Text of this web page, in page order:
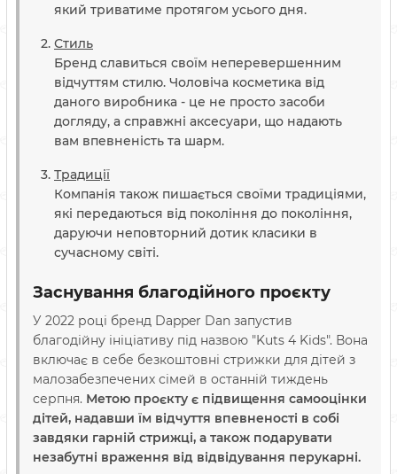
який триватиме протягом усього дня.
Стиль
Бренд славиться своїм неперевершенним
відчуттям стилю. Чоловіча косметика від
даного виробника - це не просто засоби
догляду, а справжні аксесуари, що надають
вам впевненість та шарм.
Традиції
Компанія також пишається своїми традиціями,
які передаються від покоління до покоління,
даруючи неповторний дотик класики в
сучасному світі.
Заснування благодійного проєкту
У 2022 році бренд Dapper Dan запустив
благодійну ініціативу під назвою "Kuts 4 Kids". Вона
включає в себе безкоштовні стрижки для дітей з
малозабезпечених сімей в останній тиждень
серпня. Метою проєкту є підвищення самооцінки
дітей, надавши їм відчуття впевненості в собі
завдяки гарній стрижці, а також подарувати
незабутні враження від відвідування перукарні.